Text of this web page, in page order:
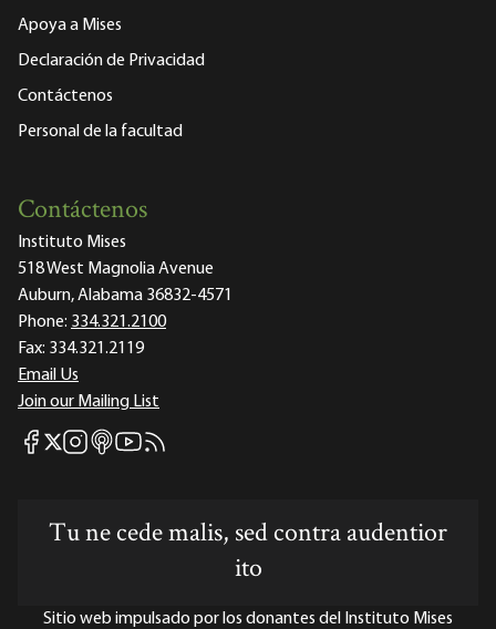
Apoya a Mises
Declaración de Privacidad
Contáctenos
Personal de la facultad
Contáctenos
Instituto Mises
518 West Magnolia Avenue
Auburn, Alabama 36832-4571
Phone: 334.321.2100
Fax: 334.321.2119
Email Us
Join our Mailing List
Mises Facebook
Mises X
Mises Instagram
Mises itunes
Mises Youtube
Mises RSS feed
Tu ne cede malis, sed contra audentior
ito
Sitio web impulsado por los donantes del Instituto Mises